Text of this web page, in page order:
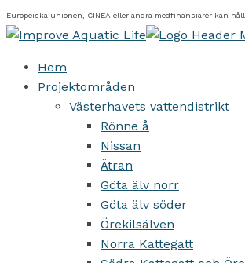
Europeiska unionen, CINEA eller andra medfinansiärer kan
Hem
Projektområden
Västerhavets vattendistrikt
Rönne å
Nissan
Ätran
Göta älv norr
Göta älv söder
Örekilsälven
Norra Kattegatt